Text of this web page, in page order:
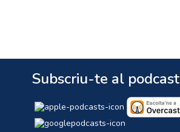
Subscriu-te al podcast